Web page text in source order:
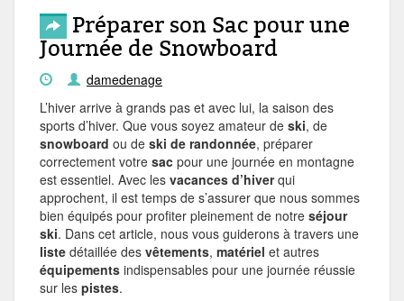
Préparer son Sac pour une
Journée de Snowboard
damedenage
L’hiver arrive à grands pas et avec lui, la saison des
sports d’hiver. Que vous soyez amateur de ski, de
snowboard ou de ski de randonnée, préparer
correctement votre sac pour une journée en montagne
est essentiel. Avec les vacances d’hiverqui
approchent, il est temps de s’assurer que nous sommes
bien équipés pour profiter pleinement de notre séjour
ski. Dans cet article, nous vous guiderons à travers une
liste détaillée des vêtements, matériel et autres
équipements indispensables pour une journée réussie
sur les pistes.